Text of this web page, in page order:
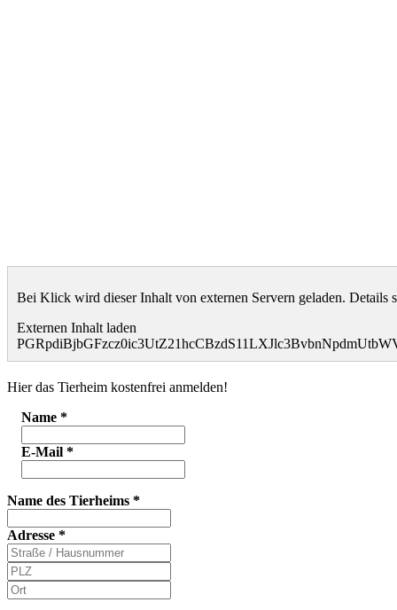
Bei Klick wird dieser Inhalt von externen Servern geladen. Details
Externen Inhalt laden
Hier das Tierheim kostenfrei anmelden!
Name *
E-Mail *
Name des Tierheims *
Adresse *